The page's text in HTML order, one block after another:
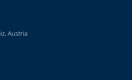
Austria